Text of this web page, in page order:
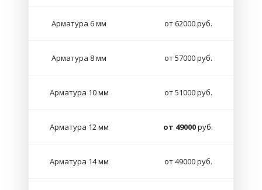
Арматура 6 мм от 62000 руб.
Арматура 8 мм от 57000 руб.
Арматура 10 мм от 51000 руб.
Арматура 12 мм от 49000руб.
Арматура 14 мм от 49000 руб.